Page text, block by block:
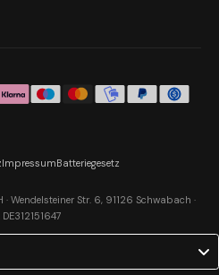
Wendelsteiner Str. 6, 91126 Schwabach ·
ImpressumBatteriegesetz